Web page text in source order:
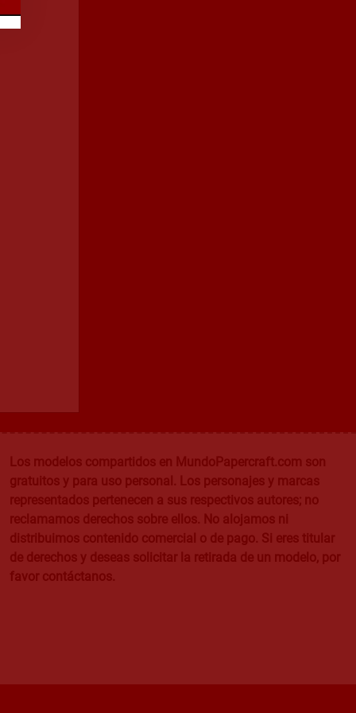
Los modelos compartidos en MundoPapercraft.com son
gratuitos y para uso personal. Los personajes y marcas
representados pertenecen a sus respectivos autores; no
reclamamos derechos sobre ellos. No alojamos ni
distribuimos contenido comercial o de pago. Si eres titular
de derechos y deseas solicitar la retirada de un modelo, por
favor contáctanos.